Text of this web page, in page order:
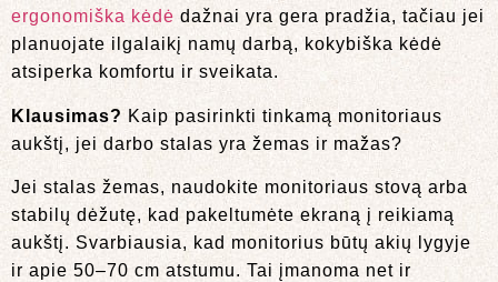
ergonomiška kėdė dažnai yra gera pradžia, tačiau jei
planuojate ilgalaikį namų darbą, kokybiška kėdė
atsiperka komfortu ir sveikata.
Klausimas? Kaip pasirinkti tinkamą monitoriaus
aukštį, jei darbo stalas yra žemas ir mažas?
Jei stalas žemas, naudokite monitoriaus stovą arba
stabilų dėžutę, kad pakeltumėte ekraną į reikiamą
aukštį. Svarbiausia, kad monitorius būtų akių lygyje
ir apie 50–70 cm atstumu. Tai įmanoma net ir